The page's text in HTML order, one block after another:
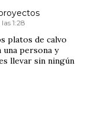
1:28
platos de calvo
una persona y
llevar sin ningún